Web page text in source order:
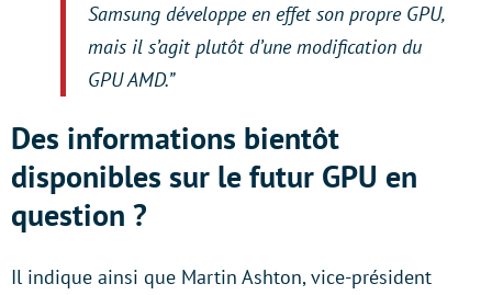
Samsung développe en effet son propre GPU,
mais il s’agit plutôt d’une modification du
GPU AMD.”
Des informations bientôt
disponibles sur le futur GPU en
question ?
Il indique ainsi que Martin Ashton, vice-président